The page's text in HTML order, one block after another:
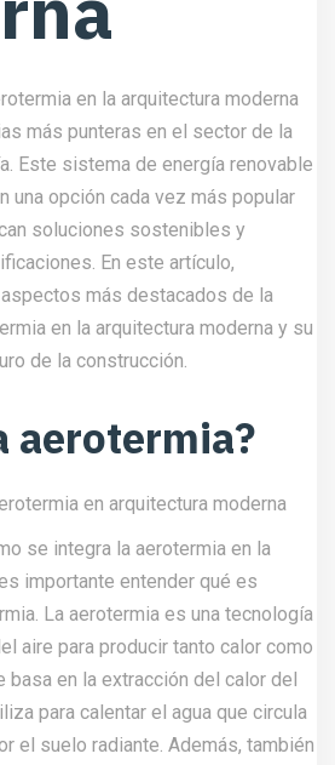
en la arquitectura moderna
más punteras en el sector de la
Este sistema de energía renovable
una opción cada vez más popular
soluciones sostenibles y
En este artículo,
más destacados de la
en la arquitectura moderna y su
de la construcción.
aerotermia?
se integra la aerotermia en la
importante entender qué es
La aerotermia es una tecnología
aire para producir tanto calor como
basa en la extracción del calor del
para calentar el agua que circula
el suelo radiante. Además, también